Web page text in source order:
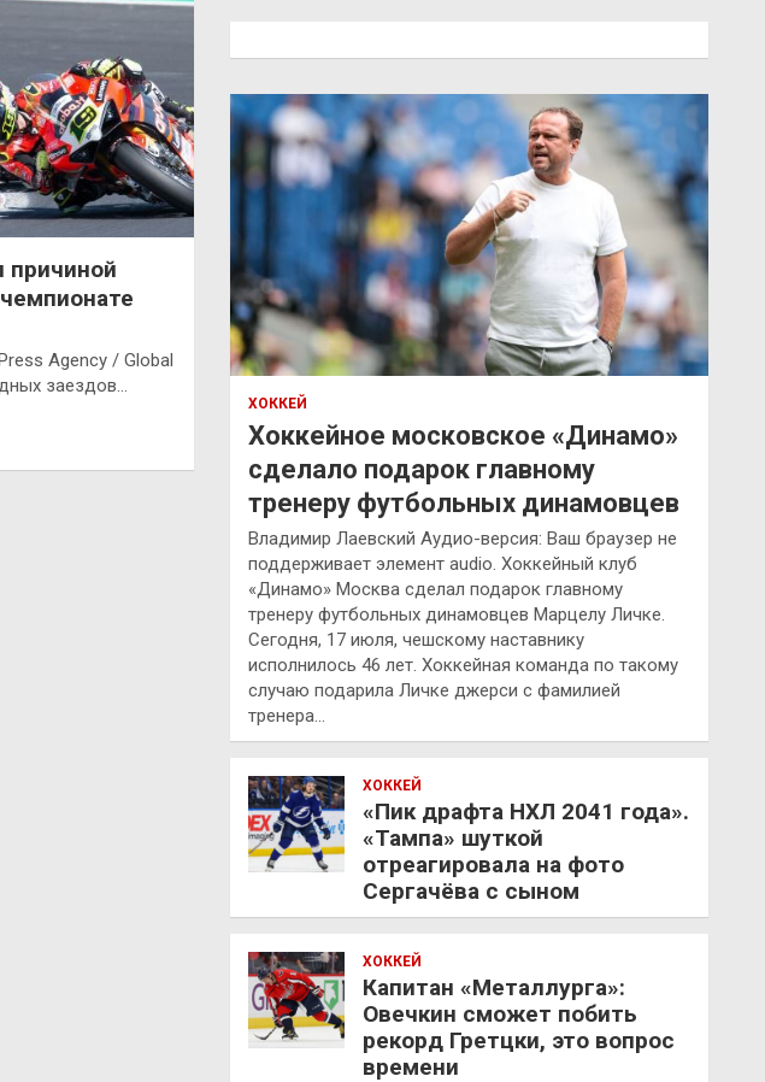
причиной
Agency / Global
заездов…
ХОККЕЙ
Хоккейное московское «Динамо»
сделало подарок главному
тренеру футбольных динамовцев
Владимир Лаевский Аудио-версия: Ваш браузер не
поддерживает элемент audio. Хоккейный клуб
«Динамо» Москва сделал подарок главному
тренеру футбольных динамовцев Марцелу Личке.
Сегодня, 17 июля, чешскому наставнику
исполнилось 46 лет. Хоккейная команда по такому
случаю подарила Личке джерси с фамилией
тренера…
ХОККЕЙ
«Пик драфта НХЛ 2041 года».
«Тампа» шуткой
отреагировала на фото
Сергачёва с сыном
ХОККЕЙ
Капитан «Металлурга»:
Овечкин сможет побить
рекорд Гретцки, это вопрос
времени